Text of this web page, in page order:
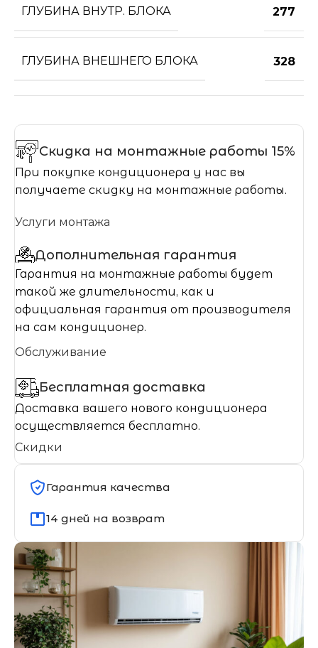
ГЛУБИНА ВНУТР. БЛОКА 277
ГЛУБИНА ВНЕШНЕГО БЛОКА 328
Скидка на монтажные работы 15%
При покупке кондиционера у нас вы
получаете скидку на монтажные работы.
Услуги монтажа
Дополнительная гарантия
Гарантия на монтажные работы будет
такой же длительности, как и
официальная гарантия от производителя
на сам кондиционер.
Обслуживание
Бесплатная доставка
Доставка вашего нового кондиционера
осуществляется бесплатно.
Скидки
Гарантия качества
14 дней на возврат